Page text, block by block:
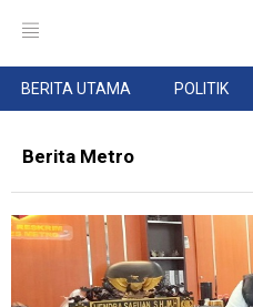
BERITA UTAMA POLITIK
Berita Metro